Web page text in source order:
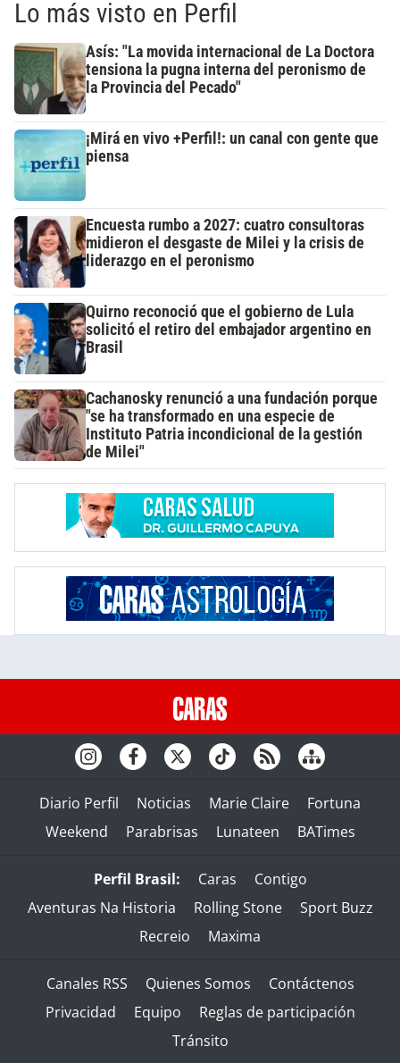
Lo más visto en Perfil
Asís: "La movida internacional de La Doctora
tensiona la pugna interna del peronismo de
la Provincia del Pecado"
¡Mirá en vivo +Perfil!: un canal con gente que
piensa
Encuesta rumbo a 2027: cuatro consultoras
midieron el desgaste de Milei y la crisis de
liderazgo en el peronismo
Quirno reconoció que el gobierno de Lula
solicitó el retiro del embajador argentino en
Brasil
Cachanosky renunció a una fundación porque
"se ha transformado en una especie de
Instituto Patria incondicional de la gestión
de Milei"
Diario Perfil Noticias Marie Claire
Fortuna
Weekend
Parabrisas Lunateen BATimes
Perfil Brasil: Caras
Contigo
Aventuras Na Historia
Rolling Stone
Sport Buzz
Recreio
Maxima
Canales RSS Quienes Somos
Contáctenos
Privacidad
Equipo
Reglas de participación
Tránsito